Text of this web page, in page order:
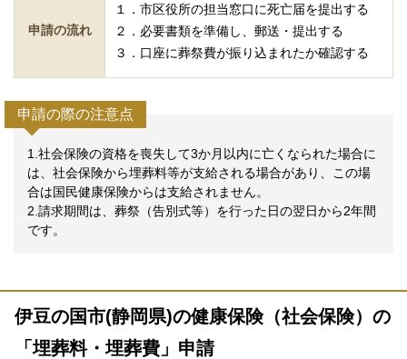
申請の流れ
１．市区役所の担当窓口に死亡届を提出する
２．必要書類を準備し、郵送・提出する
３．口座に葬祭費が振り込まれたか確認する
申請の際の注意点
1.社会保険の資格を喪失して3か月以内に亡くなられた場合に
は、社会保険から埋葬料等が支給される場合があり、この場
合は国民健康保険からは支給されません。
2.請求期間は、葬祭（告別式等）を行った日の翌日から2年間
です。
伊豆の国市(静岡県)の健康保険（社会保険）の
「埋葬料・埋葬費」申請